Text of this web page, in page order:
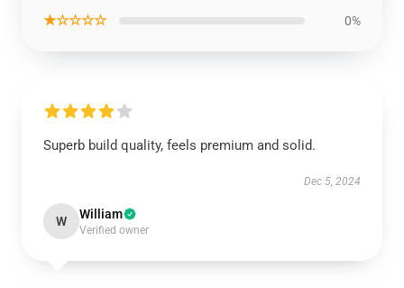
★☆☆☆☆ 0%
Superb build quality, feels premium and solid.
Dec 5, 2024
W William
Verified owner